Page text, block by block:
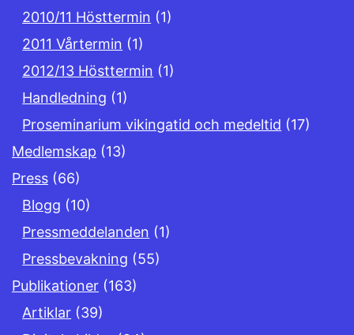
2010/11 Hösttermin (1)
2011 Vårtermin (1)
2012/13 Hösttermin (1)
Handledning (1)
Proseminarium vikingatid och medeltid (17)
Medlemskap (13)
Press (66)
Blogg (10)
Pressmeddelanden (1)
Pressbevakning (55)
Publikationer (163)
Artiklar (39)